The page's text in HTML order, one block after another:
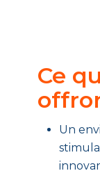
Ce
Un